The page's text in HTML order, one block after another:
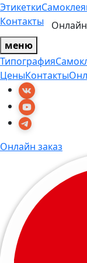
Этикетки
Контакты
Онлайн
меню
Типография
ЦеныКонтакты
Онлайн заказ